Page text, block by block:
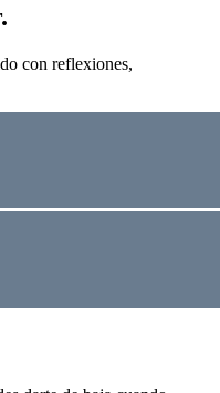
con reflexiones,